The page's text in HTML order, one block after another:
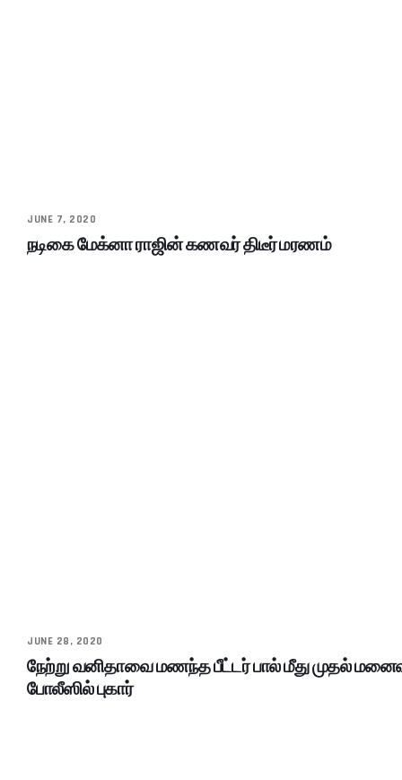
JUNE 7, 2020
நடிகை மேக்னா ராஜின் கணவர் திடீர் மரணம்
JUNE 28, 2020
நேற்று வனிதாவை மணந்த பீட்டர் பால் மீது முதல்
போலீஸில் புகார்